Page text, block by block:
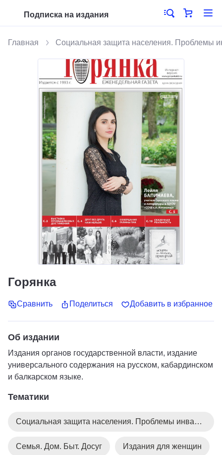
Подписка на издания
Главная Социальная защита населения. Проблемы
Горянка
Сравнить Поделиться Добавить в избранное
Об издании
Издания органов государственной власти, издание
универсального содержания на русском, кабардинском
и балкарском языке.
Тематики
Социальная защита населения. Проблемы инвалидов
Семья. Дом. Быт. Досуг Издания для женщин